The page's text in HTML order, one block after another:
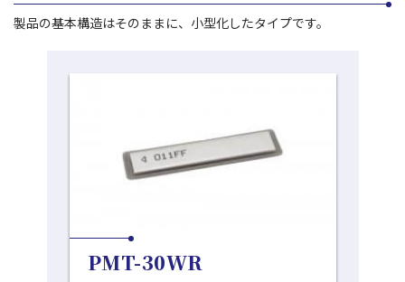
製品の基本構造はそのままに、小型化したタイプです。
PMT-30WR